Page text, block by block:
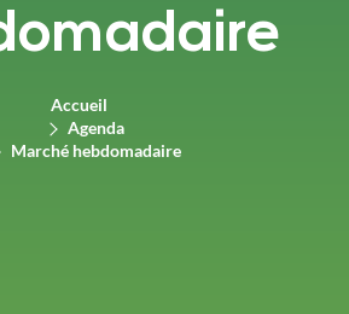
Accueil
Agenda
Marché hebdomadaire